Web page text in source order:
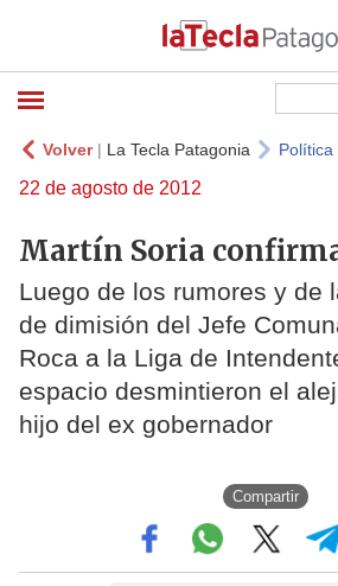
Volver| La Tecla Patagonia Política
22 de agosto de 2012
Martín Soria
Luego de los rumores y de
de dimisión del Jefe
Roca a la Liga de
espacio desmintieron el
hijo del ex gobernador
Compartir